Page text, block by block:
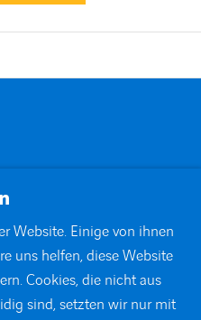
Website. Einige von ihnen
uns helfen, diese Website
Cookies, die nicht aus
sind, setzten wir nur mit